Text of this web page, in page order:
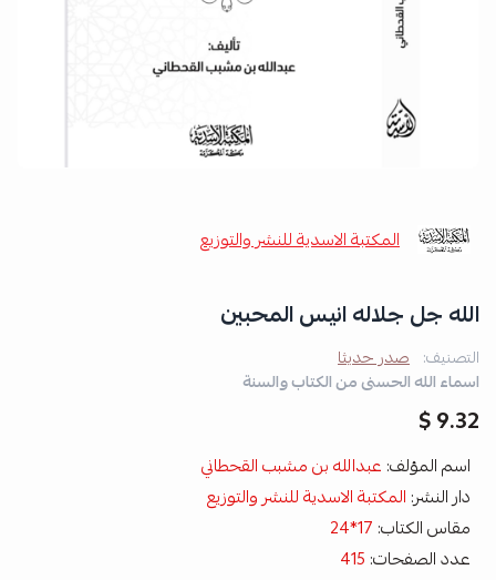
المكتبة الاسدية للنشر والتوزيع
الله جل جلاله انيس المحبين
التصنيف: صدر حديثا
اسماء الله الحسنى من الكتاب والسنة
9.32 $
اسم المؤلف: عبدالله بن مشبب القحطاني
دار النشر: المكتبة الاسدية للنشر والتوزيع
مقاس الكتاب: 17*24
عدد الصفحات: 415